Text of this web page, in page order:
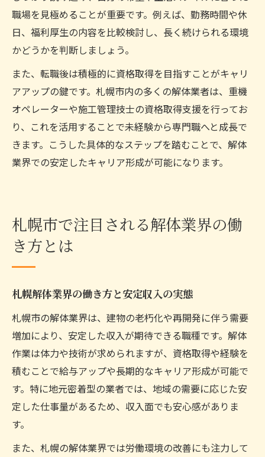
職場を見極めることが重要です。例えば、勤務時間や休
日、福利厚生の内容を比較検討し、長く続けられる環境
かどうかを判断しましょう。
また、転職後は積極的に資格取得を目指すことがキャリ
アアップの鍵です。札幌市内の多くの解体業者は、重機
オペレーターや施工管理技士の資格取得支援を行ってお
り、これを活用することで未経験から専門職へと成長で
きます。こうした具体的なステップを踏むことで、解体
業界での安定したキャリア形成が可能になります。
札幌市で注目される解体業界の働
き方とは
札幌解体業界の働き方と安定収入の実態
札幌市の解体業界は、建物の老朽化や再開発に伴う需要
増加により、安定した収入が期待できる職種です。解体
作業は体力や技術が求められますが、資格取得や経験を
積むことで給与アップや長期的なキャリア形成が可能で
す。特に地元密着型の業者では、地域の需要に応じた安
定した仕事量があるため、収入面でも安心感がありま
す。
また、札幌の解体業界では労働環境の改善にも注力して